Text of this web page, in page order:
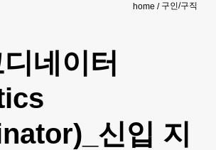
home 구인/구직
네이터
신입 지